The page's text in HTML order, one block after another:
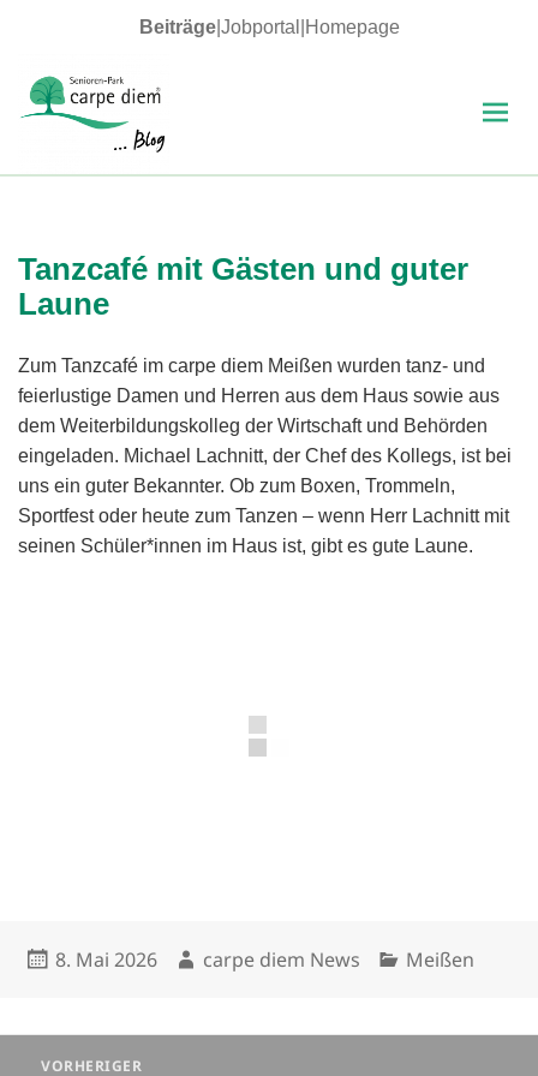
Beiträge| Jobportal Homepage
Tanzcafé mit Gästen und guter
Laune
Zum Tanzcafé im carpe diem Meißen wurden tanz- und
feierlustige Damen und Herren aus dem Haus sowie aus
dem Weiterbildungskolleg der Wirtschaft und Behörden
eingeladen. Michael Lachnitt, der Chef des Kollegs, ist bei
uns ein guter Bekannter. Ob zum Boxen, Trommeln,
Sportfest oder heute zum Tanzen – wenn Herr Lachnitt mit
seinen Schüler*innen im Haus ist, gibt es gute Laune.
Veröffentlicht
8. Mai 2026 Autor
carpe diem News Kategorien
Meißen
Beitragsnavigation
VORHERIGER